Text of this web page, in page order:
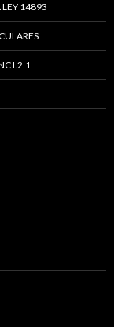
LEY 14893
I.2.1